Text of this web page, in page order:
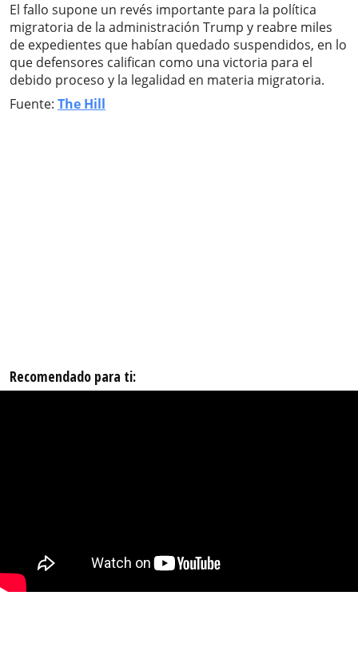
El fallo supone un revés importante para la política
migratoria de la administración Trump y reabre miles
de expedientes que habían quedado suspendidos, en lo
que defensores califican como una victoria para el
debido proceso y la legalidad en materia migratoria.
Fuente: The Hill
Recomendado para ti: